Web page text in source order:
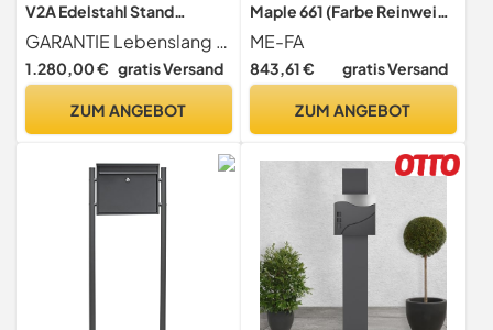
V2A Edelstahl Stand
Briefkasten rostfrei als 7
Fach Briefkastenanlage
Freistehend DIN A4 in
GARANTIE Lebenslang gegen Durchrostung Liefergarantie für Ersatzteile und Zubehör + entspricht Europäischer Postnorm DIN 13724
1.280,00 € gratis Versand
ZUM ANGEBOT
Maple 661 (Farbe Reinweiß
semi matt, Postkasten mit
Schloss, Größe
1091x402x303) 661011M
ME-FA
843,61 € gratis Versand
ZUM ANGEBOT